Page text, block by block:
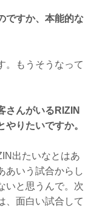
ですか、本能的な
。もうそうなって
さんがいるRIZIN
りたいですか。
出たいなとはあ
あいう試合からし
いと思うんで。次
、面白い試合して